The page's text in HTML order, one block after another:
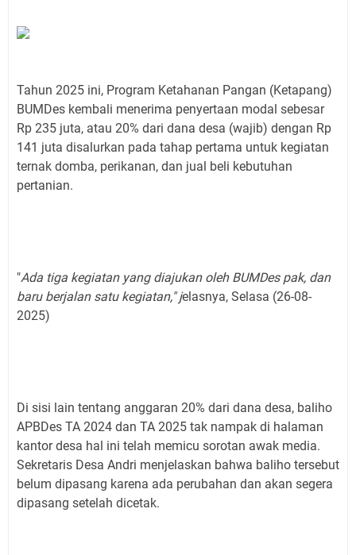
Tahun 2025 ini, Program Ketahanan Pangan (Ketapang)
BUMDes kembali menerima penyertaan modal sebesar
Rp 235 juta, atau 20% dari dana desa (wajib) dengan Rp
141 juta disalurkan pada tahap pertama untuk kegiatan
ternak domba, perikanan, dan jual beli kebutuhan
pertanian.
"Ada tiga kegiatan yang diajukan oleh BUMDes pak, dan
baru berjalan satu kegiatan," jelasnya, Selasa (26-08-
2025)
Di sisi lain tentang anggaran 20% dari dana desa, baliho
APBDes TA 2024 dan TA 2025 tak nampak di halaman
kantor desa hal ini telah memicu sorotan awak media.
Sekretaris Desa Andri menjelaskan bahwa baliho tersebut
belum dipasang karena ada perubahan dan akan segera
dipasang setelah dicetak.